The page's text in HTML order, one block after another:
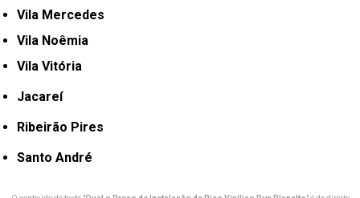
Vila Mercedes
Vila Noêmia
Vila Vitória
Jacareí
Ribeirão Pires
Santo André